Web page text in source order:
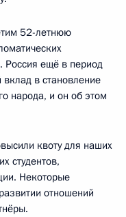
52-летнюю
ещё в период
в становление
народа, и он об этом
квоту для наших
студентов,
Некоторые
отношений